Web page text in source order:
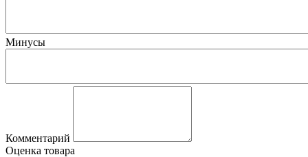
Минусы
Комментарий
Оценка товара